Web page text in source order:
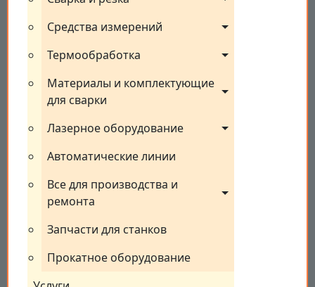
Средства измерений
Термообработка
Материалы и комплектующие
для сварки
Лазерное оборудование
Автоматические линии
Все для производства и
ремонта
Запчасти для станков
Прокатное оборудование